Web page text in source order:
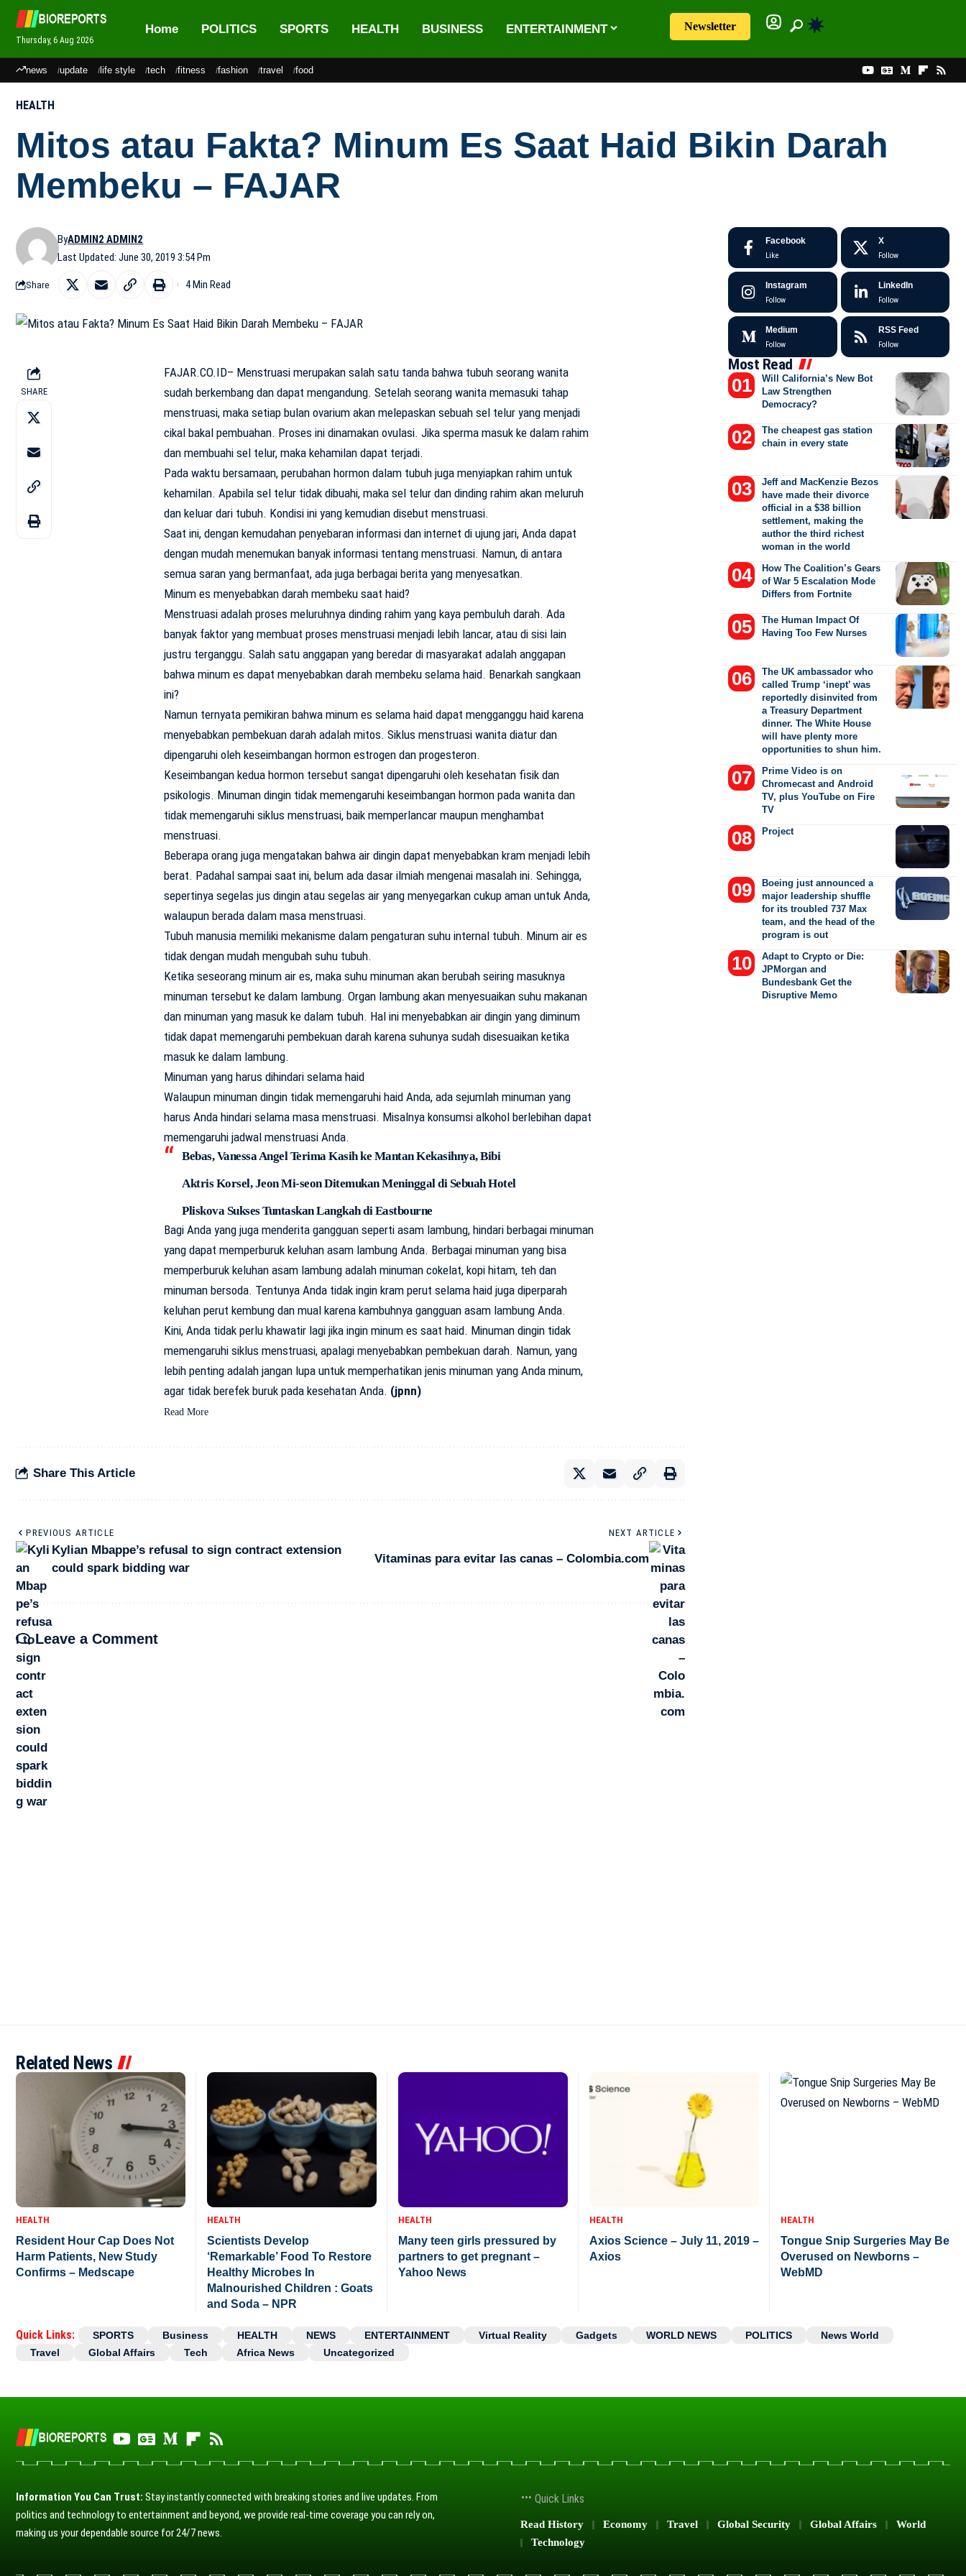
Thursday, 6 Aug 2026
Home POLITICS SPORTS HEALTH BUSINESS ENTERTAINMENT Newsletter
news update life style tech fitness fashion travel food
HEALTH
Mitos atau Fakta? Minum Es Saat Haid Bikin Darah
Membeku – FAJAR
Last Updated: June 30, 2019 3:54 Pm
ByADMIN2 ADMIN2
Share 4 Min Read
SHARE
FAJAR.CO.ID– Menstruasi merupakan salah satu tanda bahwa tubuh seorang wanita
sudah berkembang dan dapat mengandung. Setelah seorang wanita memasuki tahap
menstruasi, maka setiap bulan ovarium akan melepaskan sebuah sel telur yang menjadi
cikal bakal pembuahan. Proses ini dinamakan ovulasi. Jika sperma masuk ke dalam rahim
dan membuahi sel telur, maka kehamilan dapat terjadi.
Pada waktu bersamaan, perubahan hormon dalam tubuh juga menyiapkan rahim untuk
kehamilan. Apabila sel telur tidak dibuahi, maka sel telur dan dinding rahim akan meluruh
dan keluar dari tubuh. Kondisi ini yang kemudian disebut menstruasi.
Saat ini, dengan kemudahan penyebaran informasi dan internet di ujung jari, Anda dapat
dengan mudah menemukan banyak informasi tentang menstruasi. Namun, di antara
semua saran yang bermanfaat, ada juga berbagai berita yang menyesatkan.
Minum es menyebabkan darah membeku saat haid?
Menstruasi adalah proses meluruhnya dinding rahim yang kaya pembuluh darah. Ada
banyak faktor yang membuat proses menstruasi menjadi lebih lancar, atau di sisi lain
justru terganggu. Salah satu anggapan yang beredar di masyarakat adalah anggapan
bahwa minum es dapat menyebabkan darah membeku selama haid. Benarkah sangkaan
ini?
Namun ternyata pemikiran bahwa minum es selama haid dapat mengganggu haid karena
menyebabkan pembekuan darah adalah mitos. Siklus menstruasi wanita diatur dan
dipengaruhi oleh keseimbangan hormon estrogen dan progesteron.
Keseimbangan kedua hormon tersebut sangat dipengaruhi oleh kesehatan fisik dan
psikologis. Minuman dingin tidak memengaruhi keseimbangan hormon pada wanita dan
tidak memengaruhi siklus menstruasi, baik memperlancar maupun menghambat
menstruasi.
Beberapa orang juga mengatakan bahwa air dingin dapat menyebabkan kram menjadi lebih
berat. Padahal sampai saat ini, belum ada dasar ilmiah mengenai masalah ini. Sehingga,
sepertinya segelas jus dingin atau segelas air yang menyegarkan cukup aman untuk Anda,
walaupun berada dalam masa menstruasi.
Tubuh manusia memiliki mekanisme dalam pengaturan suhu internal tubuh. Minum air es
tidak dengan mudah mengubah suhu tubuh.
Ketika seseorang minum air es, maka suhu minuman akan berubah seiring masuknya
minuman tersebut ke dalam lambung. Organ lambung akan menyesuaikan suhu makanan
dan minuman yang masuk ke dalam tubuh. Hal ini menyebabkan air dingin yang diminum
tidak dapat memengaruhi pembekuan darah karena suhunya sudah disesuaikan ketika
masuk ke dalam lambung.
Minuman yang harus dihindari selama haid
Walaupun minuman dingin tidak memengaruhi haid Anda, ada sejumlah minuman yang
harus Anda hindari selama masa menstruasi. Misalnya konsumsi alkohol berlebihan dapat
memengaruhi jadwal menstruasi Anda.
Bebas, Vanessa Angel Terima Kasih ke Mantan Kekasihnya, Bibi
Aktris Korsel, Jeon Mi-seon Ditemukan Meninggal di Sebuah Hotel
Pliskova Sukses Tuntaskan Langkah di Eastbourne
Bagi Anda yang juga menderita gangguan seperti asam lambung, hindari berbagai minuman
yang dapat memperburuk keluhan asam lambung Anda. Berbagai minuman yang bisa
memperburuk keluhan asam lambung adalah minuman cokelat, kopi hitam, teh dan
minuman bersoda. Tentunya Anda tidak ingin kram perut selama haid juga diperparah
keluhan perut kembung dan mual karena kambuhnya gangguan asam lambung Anda.
Kini, Anda tidak perlu khawatir lagi jika ingin minum es saat haid. Minuman dingin tidak
memengaruhi siklus menstruasi, apalagi menyebabkan pembekuan darah. Namun, yang
lebih penting adalah jangan lupa untuk memperhatikan jenis minuman yang Anda minum,
agar tidak berefek buruk pada kesehatan Anda. (jpnn)
Read More
Share This Article
PREVIOUS ARTICLE
Kylian Mbappe’s refusal to sign contract extension
could spark bidding war
NEXT ARTICLE
Vitaminas para evitar las canas – Colombia.com
Leave a Comment
Facebook
Like
X
Follow
Instagram
Follow
LinkedIn
Follow
Medium
Follow
RSS Feed
Follow
Most Read
Will California’s New Bot
Law Strengthen
Democracy?
The cheapest gas station
chain in every state
Jeff and MacKenzie Bezos
have made their divorce
official in a $38 billion
settlement, making the
author the third richest
woman in the world
How The Coalition’s Gears
of War 5 Escalation Mode
Differs from Fortnite
The Human Impact Of
Having Too Few Nurses
The UK ambassador who
called Trump ‘inept’ was
reportedly disinvited from
a Treasury Department
dinner. The White House
will have plenty more
opportunities to shun him.
Prime Video is on
Chromecast and Android
TV, plus YouTube on Fire
TV
Project
Boeing just announced a
major leadership shuffle
for its troubled 737 Max
team, and the head of the
program is out
Adapt to Crypto or Die:
JPMorgan and
Bundesbank Get the
Disruptive Memo
Related News
HEALTH
Resident Hour Cap Does Not
Harm Patients, New Study
Confirms – Medscape
HEALTH
Scientists Develop
‘Remarkable’ Food To Restore
Healthy Microbes In
Malnourished Children : Goats
and Soda – NPR
HEALTH
Many teen girls pressured by
partners to get pregnant –
Yahoo News
HEALTH
Axios Science – July 11, 2019 –
Axios
HEALTH
Tongue Snip Surgeries May Be
Overused on Newborns –
WebMD
Quick Links: SPORTS Business HEALTH NEWS ENTERTAINMENT Virtual Reality Gadgets WORLD NEWS POLITICS
News World
Travel
Global Affairs Tech Africa News Uncategorized
Information You Can Trust: Stay instantly connected with breaking stories and live updates. From
politics and technology to entertainment and beyond, we provide real-time coverage you can rely on,
making us your dependable source for 24/7 news.
Quick Links
Read History Economy Travel Global Security Global Affairs
World
Technology